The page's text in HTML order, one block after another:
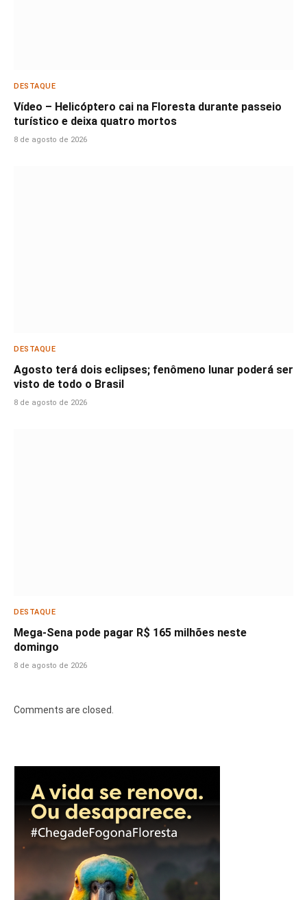
DESTAQUE
Vídeo – Helicóptero cai na Floresta durante passeio
turístico e deixa quatro mortos
8 de agosto de 2026
DESTAQUE
Agosto terá dois eclipses; fenômeno lunar poderá ser
visto de todo o Brasil
8 de agosto de 2026
DESTAQUE
Mega-Sena pode pagar R$ 165 milhões neste
domingo
8 de agosto de 2026
Comments are closed.